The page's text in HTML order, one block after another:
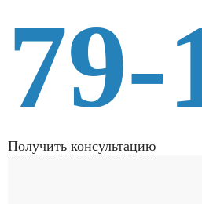
79-
Получить консультацию